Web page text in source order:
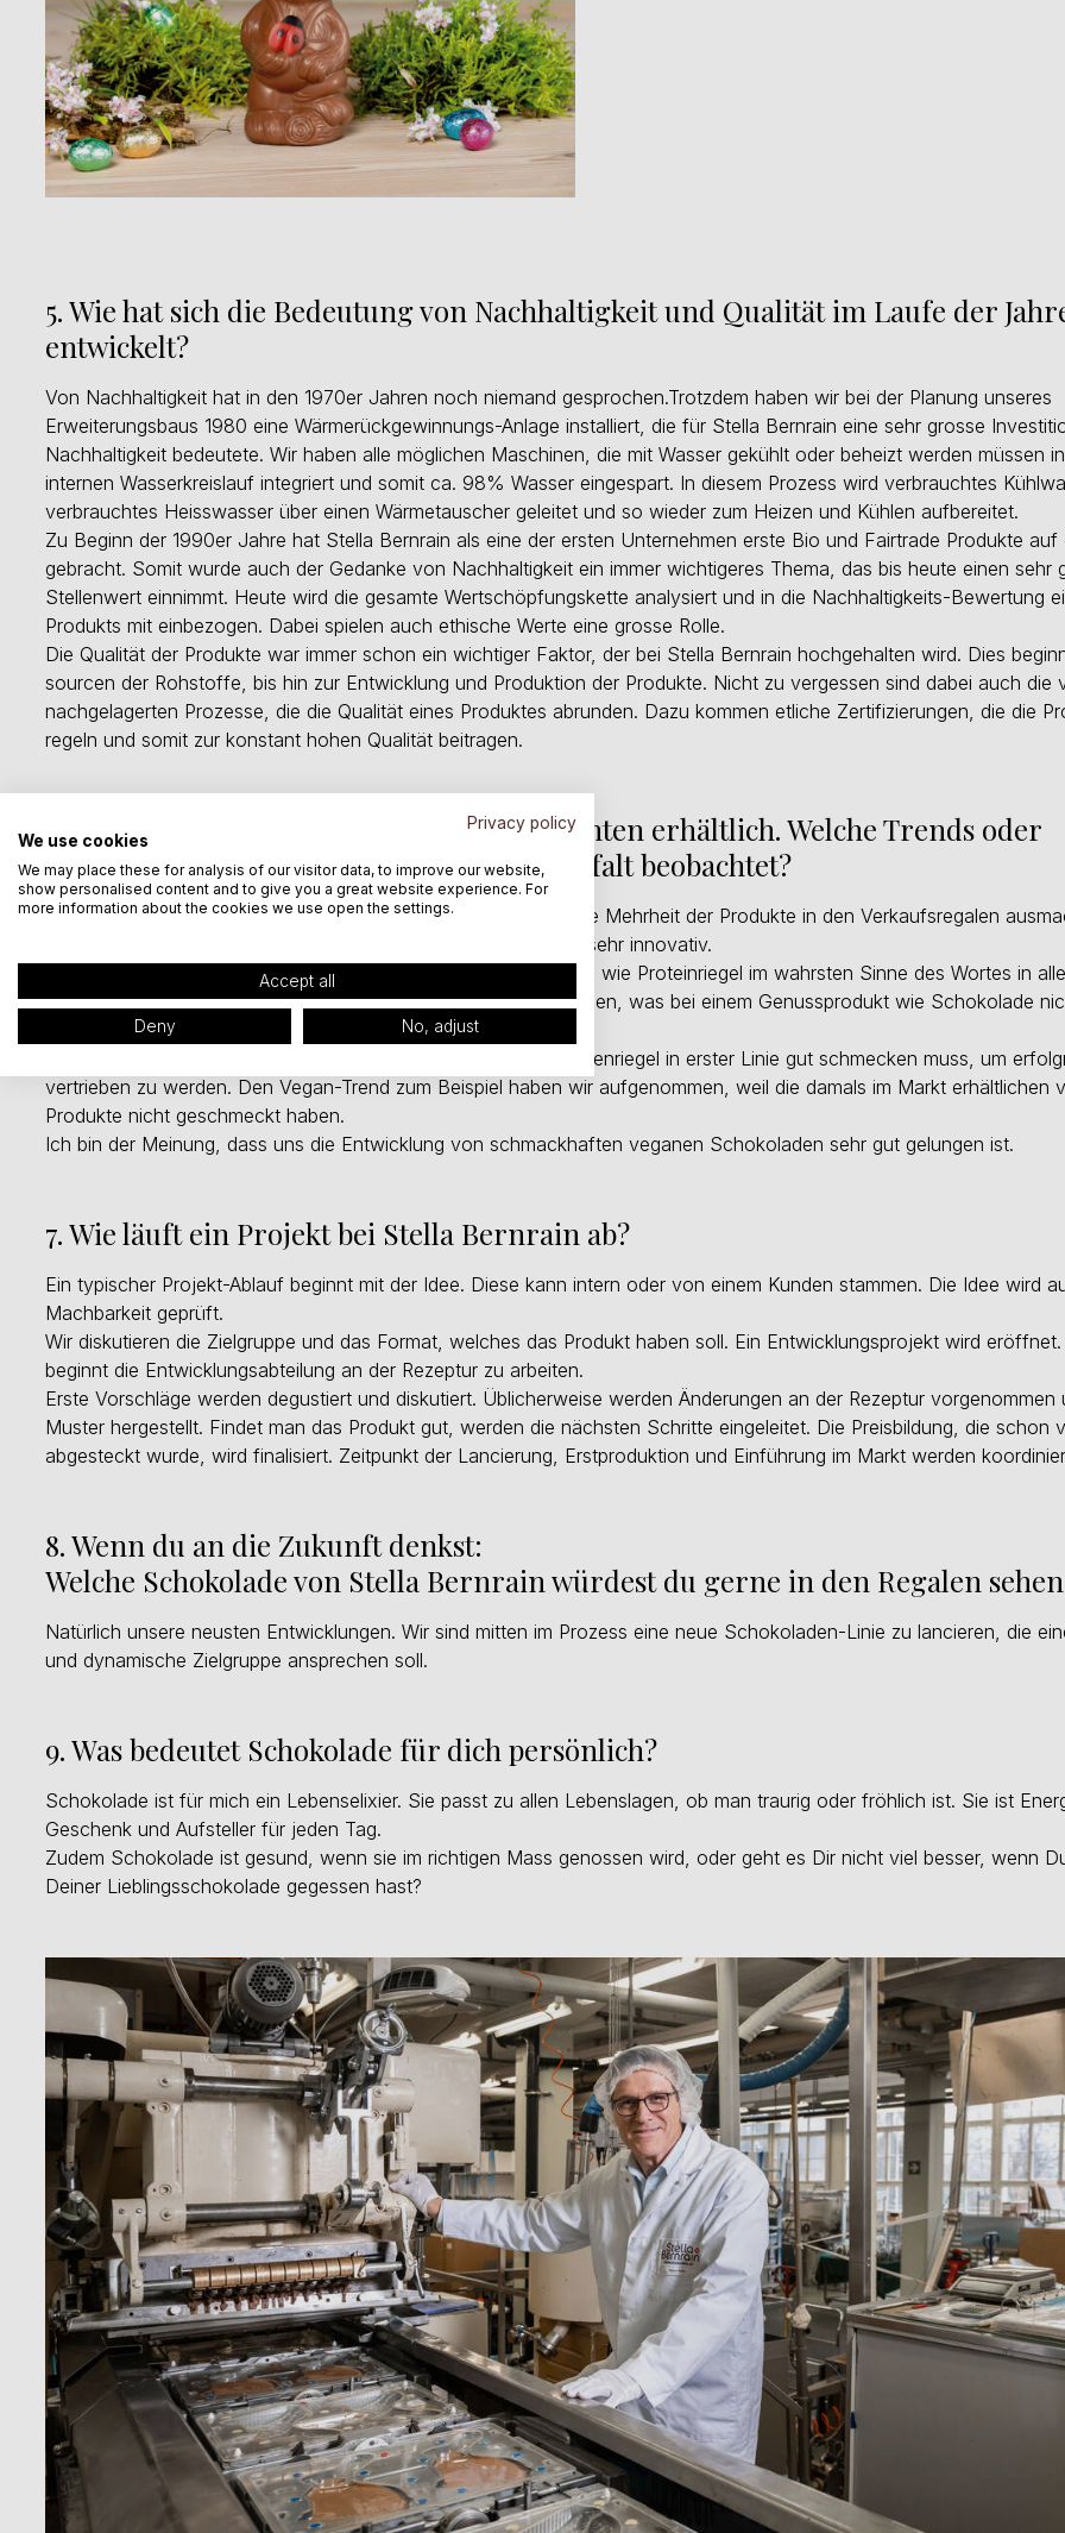
5. Wie hat sich die Bedeutung von Nachhaltigkeit und Qualität im Laufe der
entwickelt?
Von Nachhaltigkeit hat in den 1970er Jahren noch niemand gesprochen.Trotzdem haben wir bei der Planung unseres
Erweiterungsbaus 1980 eine Wärmerückgewinnungs-Anlage installiert, die für Stella Bernrain eine sehr grosse
Nachhaltigkeit bedeutete. Wir haben alle möglichen Maschinen, die mit Wasser gekühlt oder beheizt werden müssen
internen Wasserkreislauf integriert und somit ca. 98% Wasser eingespart. In diesem Prozess wird verbrauchtes
verbrauchtes Heisswasser über einen Wärmetauscher geleitet und so wieder zum Heizen und Kühlen aufbereitet.
Zu Beginn der 1990er Jahre hat Stella Bernrain als eine der ersten Unternehmen erste Bio und Fairtrade Produkte auf
gebracht. Somit wurde auch der Gedanke von Nachhaltigkeit ein immer wichtigeres Thema, das bis heute einen sehr
Stellenwert einnimmt. Heute wird die gesamte Wertschöpfungskette analysiert und in die Nachhaltigkeits-Bewertung
Produkts mit einbezogen. Dabei spielen auch ethische Werte eine grosse Rolle.
Die Qualität der Produkte war immer schon ein wichtiger Faktor, der bei Stella Bernrain hochgehalten wird. Dies
sourcen der Rohstoffe, bis hin zur Entwicklung und Produktion der Produkte. Nicht zu vergessen sind dabei auch die
nachgelagerten Prozesse, die die Qualität eines Produktes abrunden. Dazu kommen etliche Zertifizierungen, die die
regeln und somit zur konstant hohen Qualität beitragen.
6. Schokolade ist heute in sehr vielen Varianten erhältlich. Welche Trends oder
Veränderungen hast du in der Produktvielfalt beobachtet?
Es ist immer noch so, dass die «altbewährten» Schokoladen die Mehrheit der Produkte in den Verkaufsregalen
die Innovationen sind es, von denen man spricht. Wir sind hier sehr innovativ.
Das Sortiment hat sich extrem gewandelt. Heute sind Produkte, wie Proteinriegel im wahrsten Sinne des Wortes in
Gesundheitstrends versucht man in die Produkte miteinzubeziehen, was bei einem Genussprodukt wie Schokolade
einfach ist.
Da meiner Meinung nach eine Schokolade, oder ein Schokoladenriegel in erster Linie gut schmecken muss, um
vertrieben zu werden. Den Vegan-Trend zum Beispiel haben wir aufgenommen, weil die damals im Markt erhältlichen
Produkte nicht geschmeckt haben.
Ich bin der Meinung, dass uns die Entwicklung von schmackhaften veganen Schokoladen sehr gut gelungen ist.
7. Wie läuft ein Projekt bei Stella Bernrain ab?
Ein typischer Projekt-Ablauf beginnt mit der Idee. Diese kann intern oder von einem Kunden stammen. Die Idee wird
Machbarkeit geprüft.
Wir diskutieren die Zielgruppe und das Format, welches das Produkt haben soll. Ein Entwicklungsprojekt wird
beginnt die Entwicklungsabteilung an der Rezeptur zu arbeiten.
Erste Vorschläge werden degustiert und diskutiert. Üblicherweise werden Änderungen an der Rezeptur vorgenommen
Muster hergestellt. Findet man das Produkt gut, werden die nächsten Schritte eingeleitet. Die Preisbildung, die schon
abgesteckt wurde, wird finalisiert. Zeitpunkt der Lancierung, Erstproduktion und Einführung im Markt werden
8. Wenn du an die Zukunft denkst:
Welche Schokolade von Stella Bernrain würdest du gerne in den Regalen
Natürlich unsere neusten Entwicklungen. Wir sind mitten im Prozess eine neue Schokoladen-Linie zu lancieren, die
und dynamische Zielgruppe ansprechen soll.
9. Was bedeutet Schokolade für dich persönlich?
Schokolade ist für mich ein Lebenselixier. Sie passt zu allen Lebenslagen, ob man traurig oder fröhlich ist. Sie ist
Geschenk und Aufsteller für jeden Tag.
Zudem Schokolade ist gesund, wenn sie im richtigen Mass genossen wird, oder geht es Dir nicht viel besser, wenn
Deiner Lieblingsschokolade gegessen hast?
Privacy policy
We use cookies
We may place these for analysis of our visitor data, to improve our website,
show personalised content and to give you a great website experience. For
more information about the cookies we use open the settings.
Accept all
Deny No, adjust